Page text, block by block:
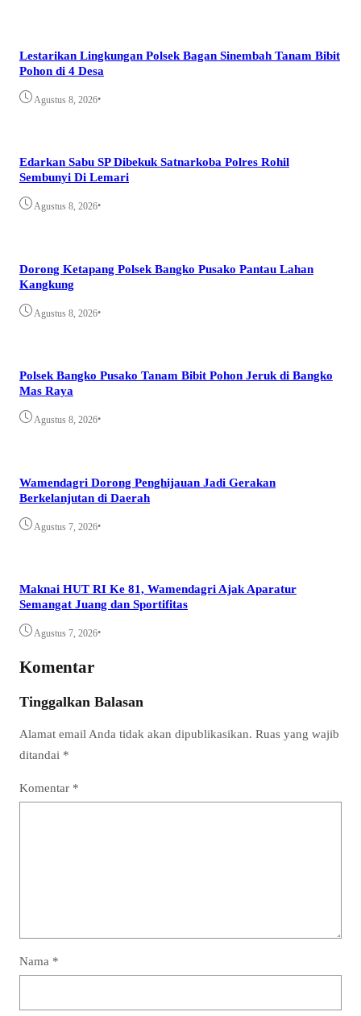
Lestarikan Lingkungan Polsek Bagan Sinembah Tanam Bibit
Pohon di 4 Desa
Agustus 8, 2026•
Edarkan Sabu SP Dibekuk Satnarkoba Polres Rohil
Sembunyi Di Lemari
Agustus 8, 2026•
Dorong Ketapang Polsek Bangko Pusako Pantau Lahan
Kangkung
Agustus 8, 2026•
Polsek Bangko Pusako Tanam Bibit Pohon Jeruk di Bangko
Mas Raya
Agustus 8, 2026•
Wamendagri Dorong Penghijauan Jadi Gerakan
Berkelanjutan di Daerah
Agustus 7, 2026•
Maknai HUT RI Ke 81, Wamendagri Ajak Aparatur
Semangat Juang dan Sportifitas
Agustus 7, 2026•
Komentar
Tinggalkan Balasan
Alamat email Anda tidak akan dipublikasikan. Ruas yang wajib
ditandai *
Komentar *
Nama *